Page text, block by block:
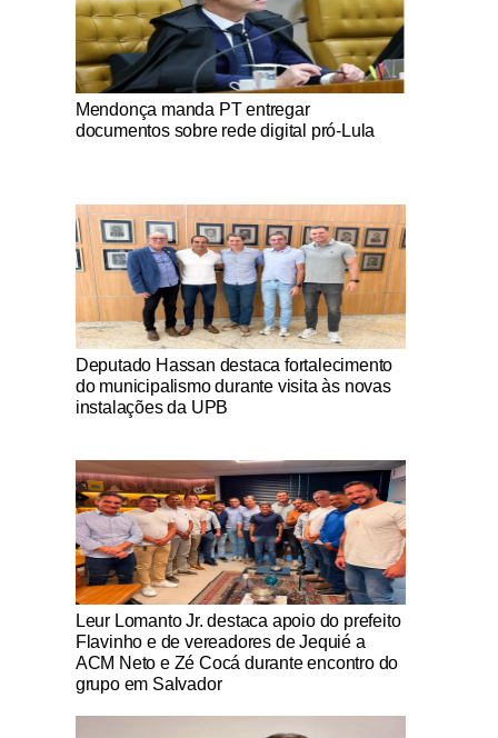
Notícias Católicas
Mendonça manda PT entregar
documentos sobre rede digital pró-Lula
Notícias Católicas
Deputado Hassan destaca fortalecimento
do municipalismo durante visita às novas
instalações da UPB
Notícias Católicas
Leur Lomanto Jr. destaca apoio do prefeito
Flavinho e de vereadores de Jequié a
ACM Neto e Zé Cocá durante encontro do
grupo em Salvador